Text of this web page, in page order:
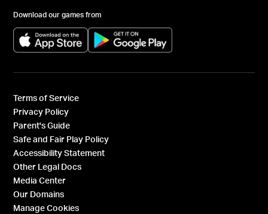
Download our games from
(opens in a new tab) (opens in a new tab)
Terms of Service
Privacy Policy
Parent's Guide
Safe and Fair Play Policy
Accessibility Statement
Other Legal Docs
Media Center
Our Domains
Manage Cookies